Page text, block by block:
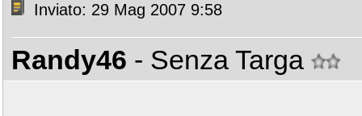
Inviato: 29 Mag 2007 9:58
Randy46 - Senza Targa